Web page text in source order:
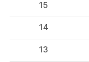
15
14
13